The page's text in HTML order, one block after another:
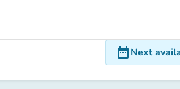
date_rangeNext